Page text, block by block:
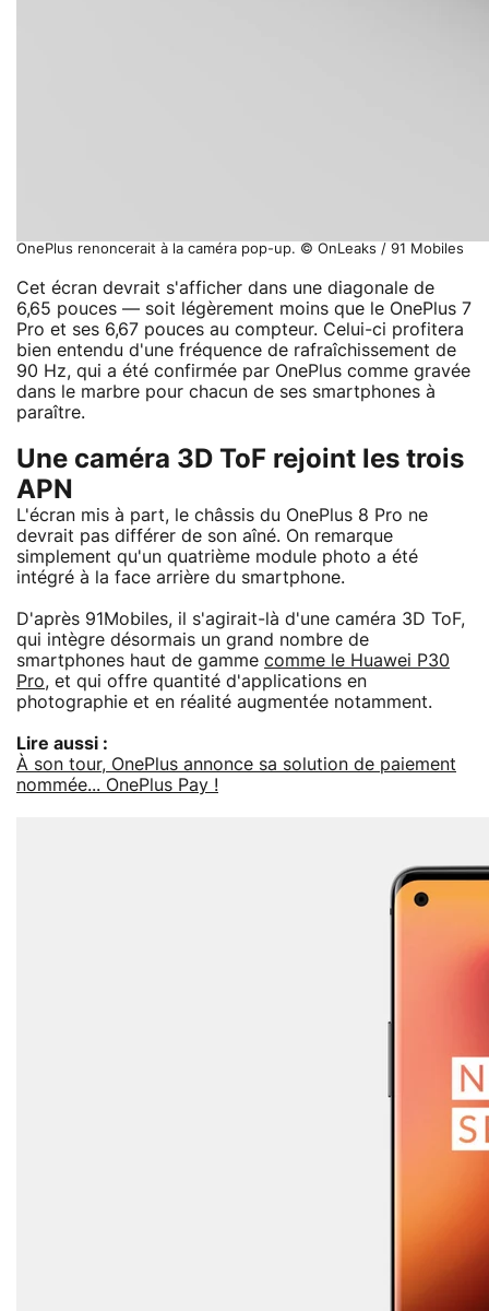
OnePlus renoncerait à la caméra pop-up. © OnLeaks / 91 Mobiles
Cet écran devrait s'afficher dans une diagonale de
6,65 pouces — soit légèrement moins que le OnePlus 7
Pro et ses 6,67 pouces au compteur. Celui-ci profitera
bien entendu d'une fréquence de rafraîchissement de
90 Hz, qui a été confirmée par OnePlus comme gravée
dans le marbre pour chacun de ses smartphones à
paraître.
Une caméra 3D ToF rejoint les trois
APN
L'écran mis à part, le châssis du OnePlus 8 Pro ne
devrait pas différer de son aîné. On remarque
simplement qu'un quatrième module photo a été
intégré à la face arrière du smartphone.
D'après 91Mobiles, il s'agirait-là d'une caméra 3D ToF,
qui intègre désormais un grand nombre de
smartphones haut de gamme comme le Huawei P30
Pro, et qui offre quantité d'applications en
photographie et en réalité augmentée notamment.
Lire aussi :
À son tour, OnePlus annonce sa solution de paiement
nommée... OnePlus Pay !